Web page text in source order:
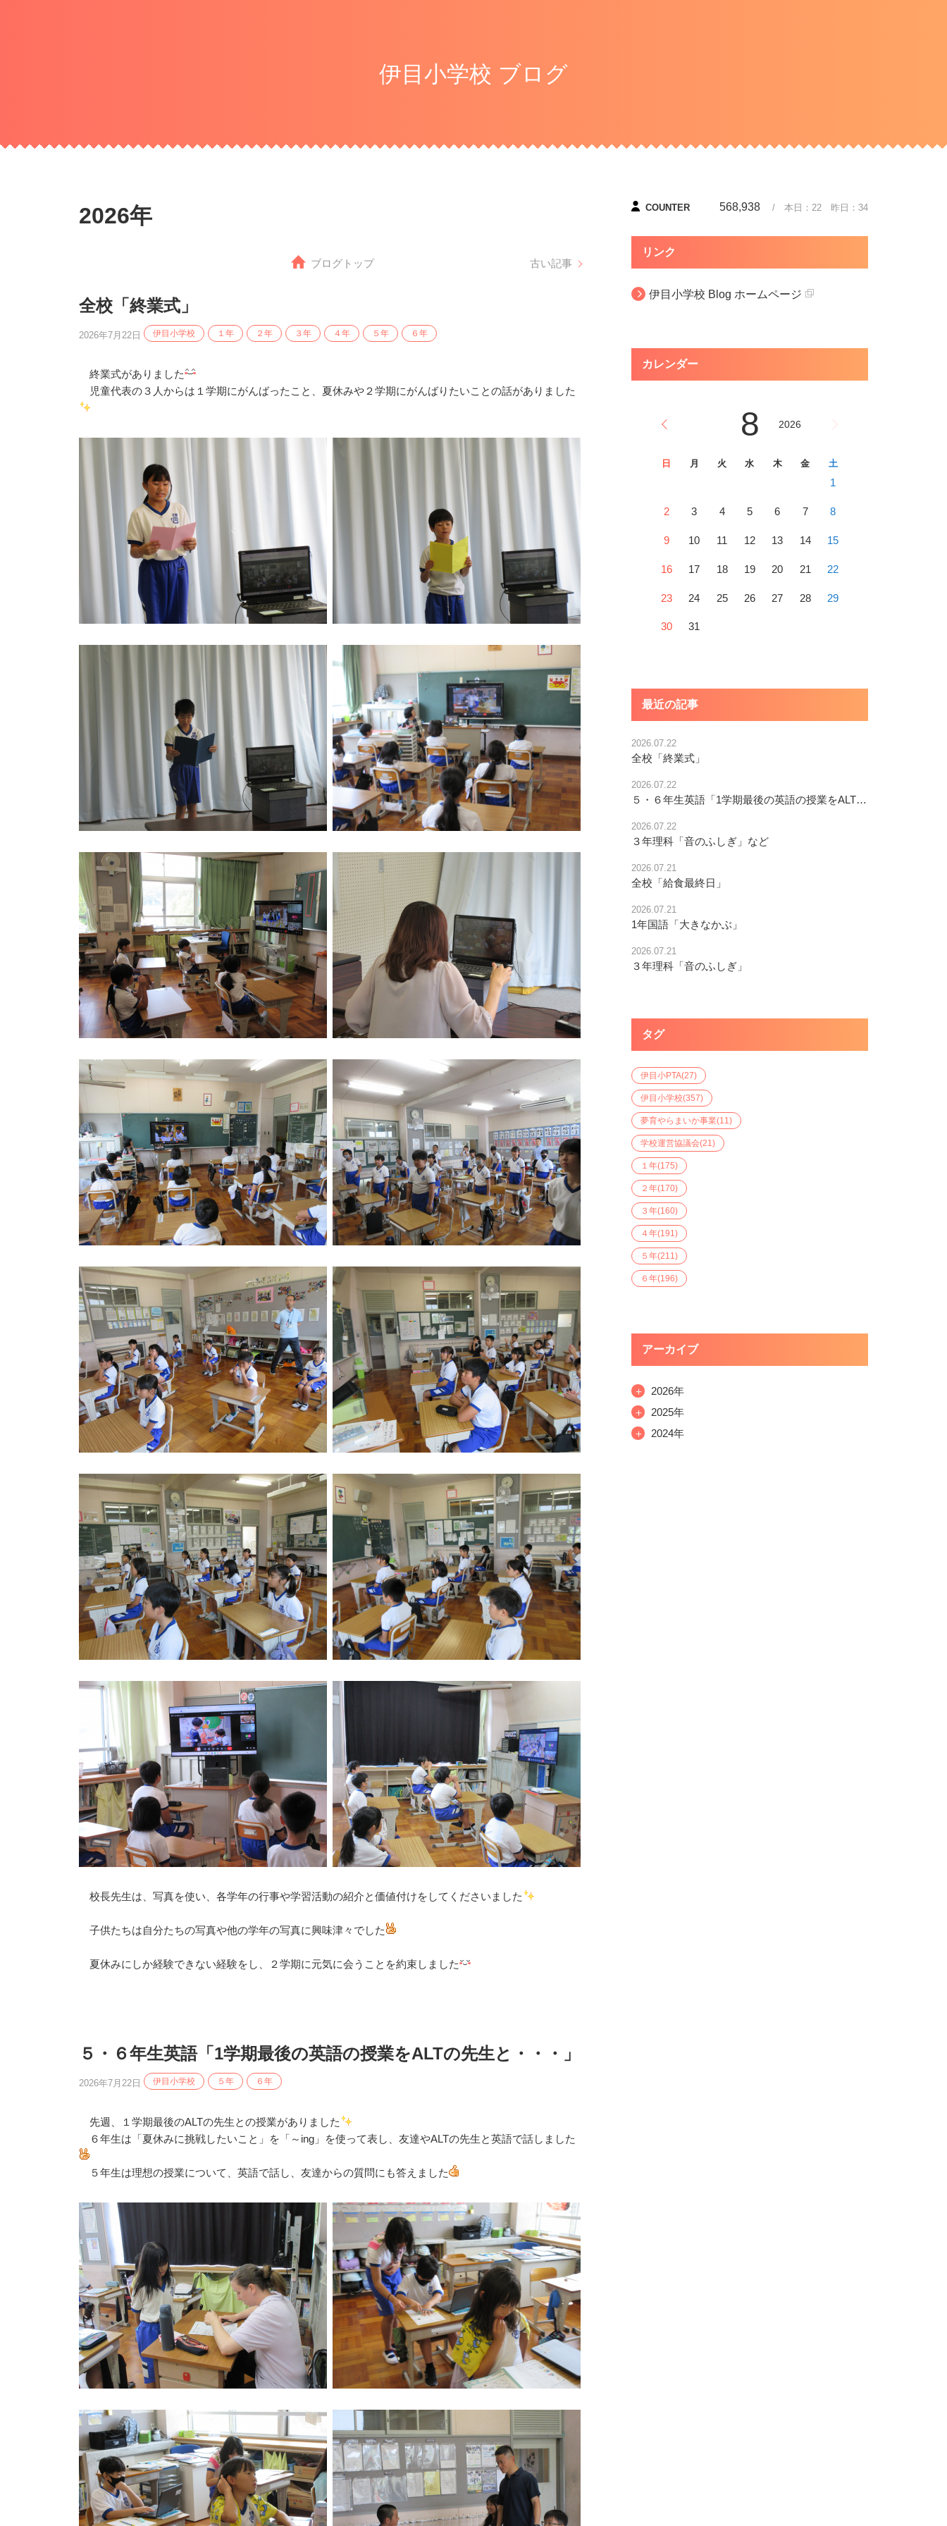
伊目小学校 ブログ
2026年
古い記事
ブログトップ
全校「終業式」
2026年7月22日 伊目小学校 １年 ２年 ３年 ４年 ５年 ６年
終業式がありました
児童代表の３人からは１学期にがんばったこと、夏休みや２学期にがんばりたいことの話がありました
校長先生は、写真を使い、各学年の行事や学習活動の紹介と価値付けをしてくださいました
子供たちは自分たちの写真や他の学年の写真に興味津々でした
夏休みにしか経験できない経験をし、２学期に元気に会うことを約束しました
５・６年生英語「1学期最後の英語の授業をALTの先生と・・・」
2026年7月22日 伊目小学校 ５年 ６年
先週、１学期最後のALTの先生との授業がありました
６年生は「夏休みに挑戦したいこと」を「～ing」を使って表し、友達やALTの先生と英語で話しました
５年生は理想の授業について、英語で話し、友達からの質問にも答えました
COUNTER 568,938 / 本日： 22 昨日： 34
リンク
伊目小学校 Blog ホームページ
カレンダー
8 2026
日 月 火 水 木 金 土
1
2 3 4 5 6 7 8
9 10 11 12 13 14 15
16 17 18 19 20 21 22
23 24 25 26 27 28 29
30 31
最近の記事
2026.07.22
全校「終業式」
2026.07.22
５・６年生英語「1学期最後の英語の授業をALTの先生と・・・」
2026.07.22
３年理科「音のふしぎ」など
2026.07.21
全校「給食最終日」
2026.07.21
1年国語「大きなかぶ」
2026.07.21
３年理科「音のふしぎ」
タグ
伊目小PTA(27)
伊目小学校(357)
夢育やらまいか事業(11)
学校運営協議会(21)
１年(175)
２年(170)
３年(160)
４年(191)
５年(211)
６年(196)
アーカイブ
＋
2026年
＋
2025年
＋
2024年